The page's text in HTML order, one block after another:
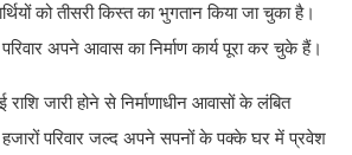
को तीसरी किस्त का भुगतान किया जा चुका है।
अपने आवास का निर्माण कार्य पूरा कर चुके हैं।
जारी होने से निर्माणाधीन आवासों के लंबित
परिवार जल्द अपने सपनों के पक्के घर में प्रवेश